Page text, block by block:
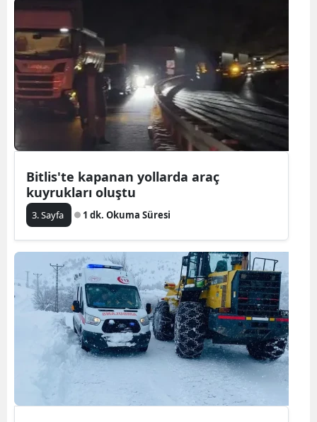
Bitlis'te kapanan yollarda araç
kuyrukları oluştu
3. Sayfa 1 dk. Okuma Süresi